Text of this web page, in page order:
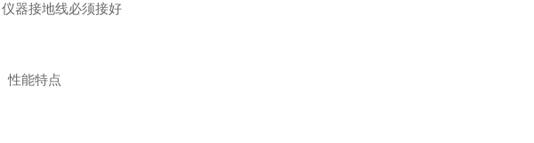
接地线必须接好
能特点